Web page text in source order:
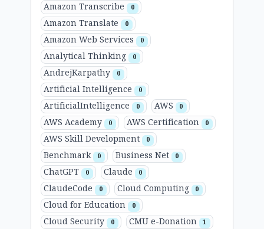
Amazon Transcribe 0
Amazon Translate 0
Amazon Web Services 0
Analytical Thinking 0
AndrejKarpathy 0
Artificial Intelligence 0
ArtificialIntelligence 0 AWS 0
AWS Academy 0 AWS Certification 0
AWS Skill Development 0
Benchmark 0 Business Net 0
ChatGPT 0 Claude 0
ClaudeCode 0 Cloud Computing 0
Cloud for Education 0
Cloud Security 0 CMU e-Donation 1